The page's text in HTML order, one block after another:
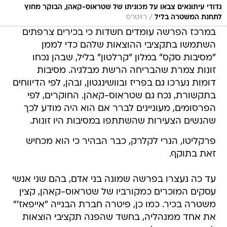
גדודי עיתונאים צבאו על מכוניתו של שטראוס-קאהן, הבוקר מחוץ
לתחנת המשטרה בליל / רויטרס
במרכז הפרשה עומדים חשדות כי בכירים צרפתים
השתמשו בתקציבי ההוצאות שלהם כדי לממן
"מסיבות סקס" במלון "קרלטון" בליל, שבהן נכחו
זונות צמרת שהבריחה הרשת מבלגיה. מסיבות
דומות נערכו גם בפריז ובוושינגטון, ובהן, לפי הדיווחים
בתקשורת, נכח גם שטראוס-קאהן. החוקרים, לפי
הפרסומים, מעוניינים לברר אם הוא היה מודע לכך
שהנשים הצעירות שהשתתפו במסיבות היו זונות.
פרקליטו, הנרי לקלרק, כבר הבהיר כי הוא מכחיש
זאת בתוקף.
עד כה נעצרו בפרשה שמונה בני אדם, בהם שני אנשי
עסקים המוכרים כמקורביו של שטראוס-קאהן, קצין
משטרה בכיר. כמו כן, פיטרה חברת הבנייה "אייפאז'"
את אחד ממנהליה, בחשד שהפנה תקציבי הוצאות